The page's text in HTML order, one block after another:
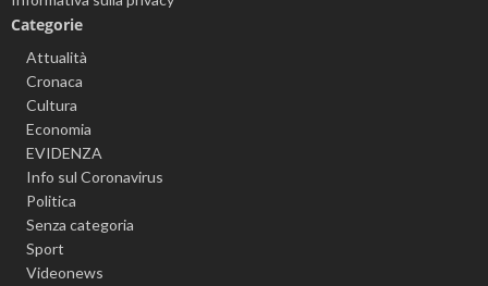
Categorie
Attualità
Cronaca
Cultura
Economia
EVIDENZA
Info sul Coronavirus
Politica
Senza categoria
Sport
Videonews